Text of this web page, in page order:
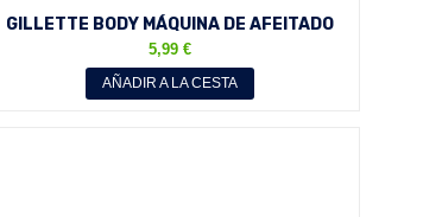
GILLETTE BODY MÁQUINA DE AFEITADO
CORPORAL
5,99 €
AÑADIR A LA CESTA